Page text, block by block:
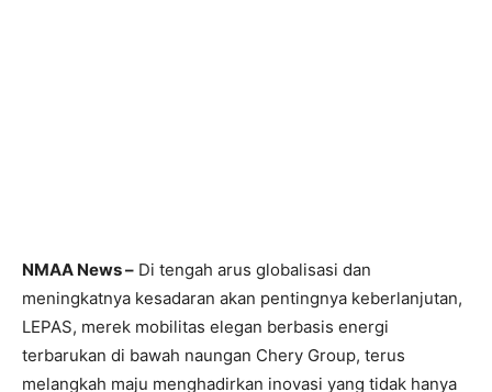
NMAA News – Di tengah arus globalisasi dan
meningkatnya kesadaran akan pentingnya keberlanjutan,
LEPAS, merek mobilitas elegan berbasis energi
terbarukan di bawah naungan Chery Group, terus
melangkah maju menghadirkan inovasi yang tidak hanya